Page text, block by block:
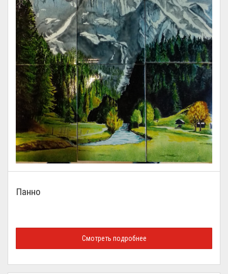
Панно
Смотреть подробнее